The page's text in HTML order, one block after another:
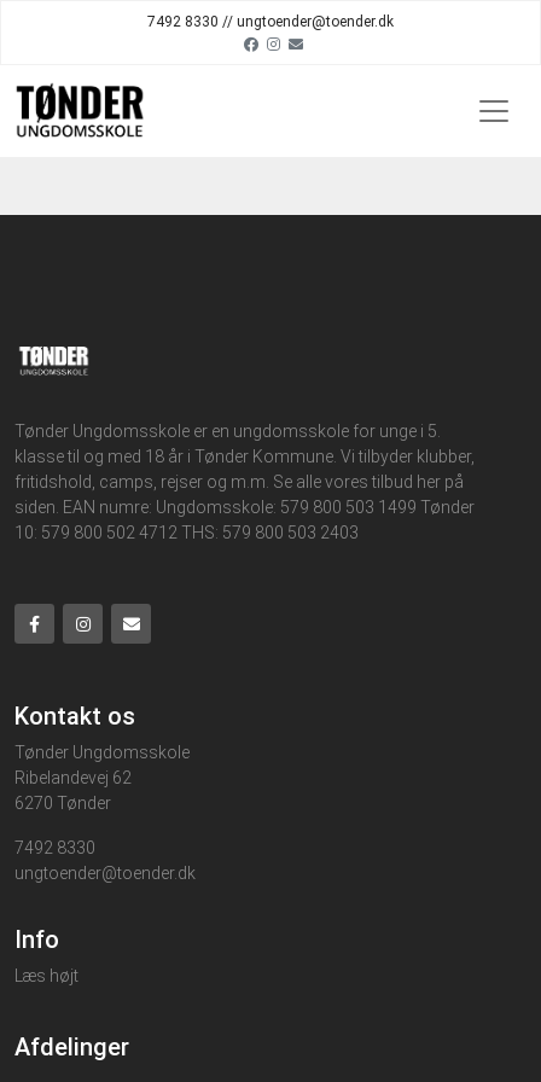
7492 8330 // ungtoender@toender.dk
Tønder Ungdomsskole er en ungdomsskole for unge i 5.
klasse til og med 18 år i Tønder Kommune. Vi tilbyder klubber,
fritidshold, camps, rejser og m.m. Se alle vores tilbud her på
siden. EAN numre: Ungdomsskole: 579 800 503 1499 Tønder
10: 579 800 502 4712 THS: 579 800 503 2403
Kontakt os
Tønder Ungdomsskole
Ribelandevej 62
6270 Tønder
7492 8330
ungtoender@toender.dk
Info
Læs højt
Afdelinger